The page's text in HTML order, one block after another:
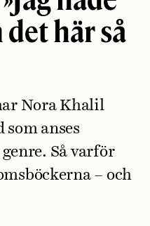
här så
Nora Khalil
anses
Så varför
– och